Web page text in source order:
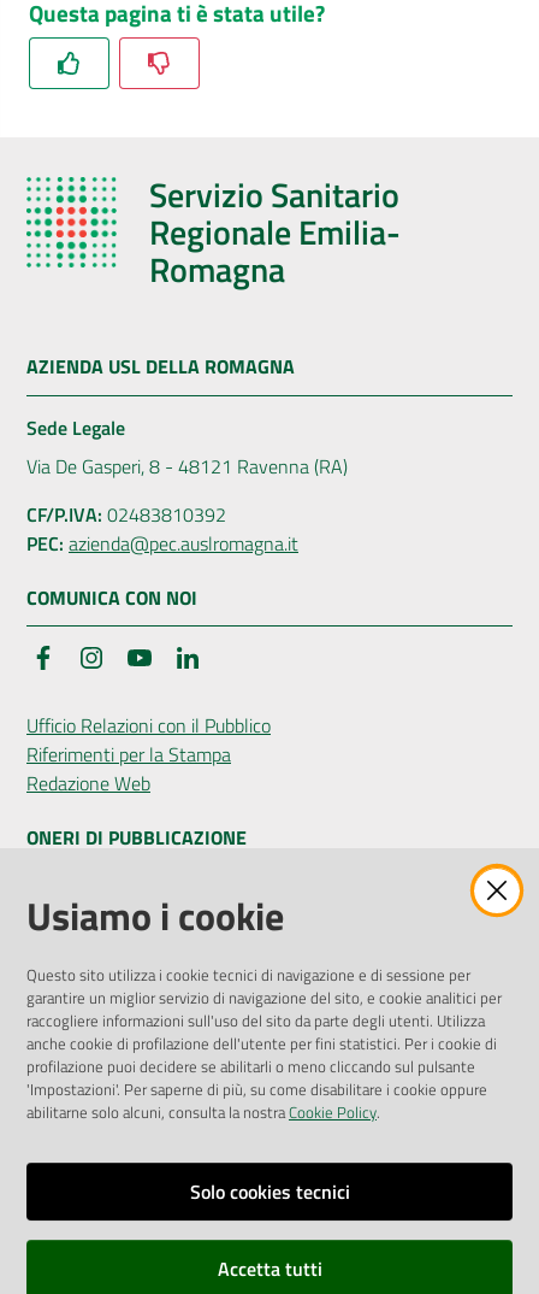
Questa pagina ti è stata utile?
Servizio Sanitario
Regionale Emilia-
Romagna
AZIENDA USL DELLA ROMAGNA
Sede Legale
Via De Gasperi, 8 - 48121 Ravenna (RA)
CF/P.IVA: 02483810392
PEC: azienda@pec.auslromagna.it
COMUNICA CON NOI
FacebookInstagramYouTube
Ufficio Relazioni con il Pubblico
Riferimenti per la Stampa
Redazione Web
ONERI DI PUBBLICAZIONE
Amministrazione Trasparente
Pubblicità legale
Privacy Policy
Attuazione Misure PNRR
Liste di Attesa
ENTI, IMPRESE E PARTNER
Fatturazione Elettronica
Richiesta Patrocinio
Usiamo i cookie
Questo sito utilizza i cookie tecnici di navigazione e di sessione per
garantire un miglior servizio di navigazione del sito, e cookie analitici per
raccogliere informazioni sull'uso del sito da parte degli utenti. Utilizza
anche cookie di profilazione dell'utente per fini statistici. Per i cookie di
profilazione puoi decidere se abilitarli o meno cliccando sul pulsante
'Impostazioni'. Per saperne di più, su come disabilitare i cookie oppure
abilitarne solo alcuni, consulta la nostraCookie Policy.
Solo cookies tecnici
Accetta tutti